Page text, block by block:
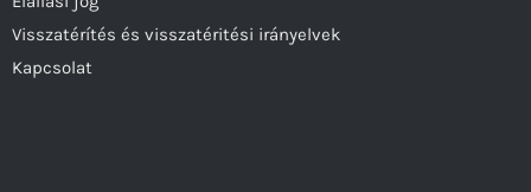
Visszatérítés és visszatéritési irányelvek
Kapcsolat